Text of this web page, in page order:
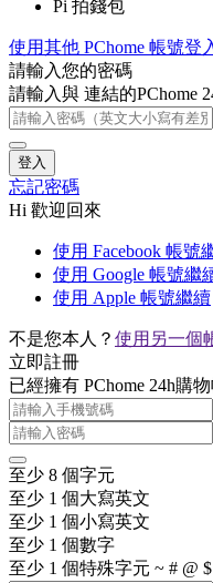
Pi 拍錢包
使用其他 PChome 帳號登
請輸入您的密碼
請輸入與 連結的PChome
登入
忘記密碼
Hi 歡迎回來
使用 Facebook 帳號
使用 Google 帳號繼
使用 Apple 帳號繼續
不是您本人？ 使用另一個
立即註冊
已經擁有 PChome 24h購
至少 8 個字元
至少 1 個大寫英文
至少 1 個小寫英文
至少 1 個數字
至少 1 個特殊字元 ~ # @